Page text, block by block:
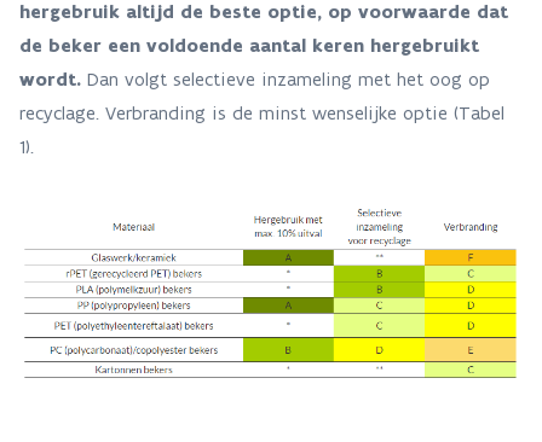
hergebruik altijd de beste optie, op voorwaarde dat
de beker een voldoende aantal keren hergebruikt
wordt. Dan volgt selectieve inzameling met het oog op
recyclage. Verbranding is de minst wenselijke optie (Tabel
1).